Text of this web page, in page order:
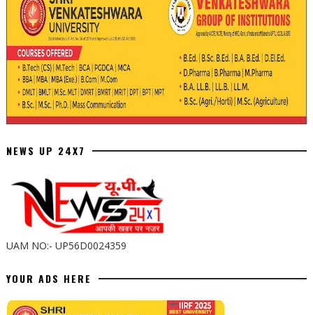
NEWS UP 24X7
UAM NO:- UP56D0024359
YOUR ADS HERE